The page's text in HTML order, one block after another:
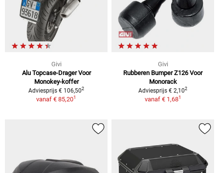
Givi
Alu Topcase-Drager Voor
Monokey-koffer
Adviesprijs € 106,502
vanaf € 85,201
Givi
Rubberen Bumper Z126 Voor
Monorack
Adviesprijs € 2,102
vanaf € 1,681